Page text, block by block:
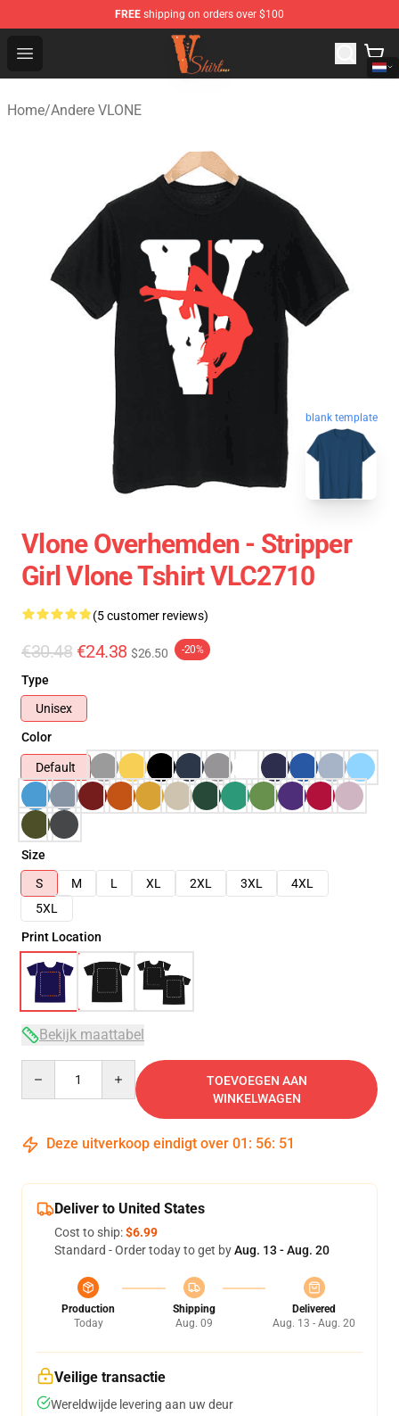
FREE shipping on orders over $100
Open menu
Vlone Shirt Store - Official Vlone Shirt Shop
Home/Andere VLONE
blank template
Vlone Overhemden - Stripper
Girl Vlone Tshirt VLC2710
(5 customer reviews)
€30.48 €24.38 $26.50 -20%
Type
Unisex
Color
Default
Size
S
M L XL 2XL 3XL
4XL
5XL
Print Location
Bekijk maattabel
TOEVOEGEN AAN
WINKELWAGEN
Deze uitverkoop eindigt over 01 : 56: 51
Deliver to United States
Cost to ship:$6.99
Standard - Order today to get byAug. 13 - Aug. 20
Production
Today
Shipping
Aug. 09
Delivered
Aug. 13 - Aug. 20
Veilige transactie
Wereldwijde levering aan uw deur